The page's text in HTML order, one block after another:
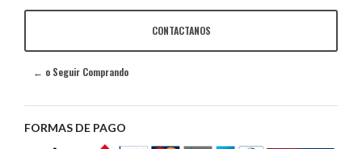
CONTACTANOS
← o Seguir Comprando
FORMAS DE PAGO